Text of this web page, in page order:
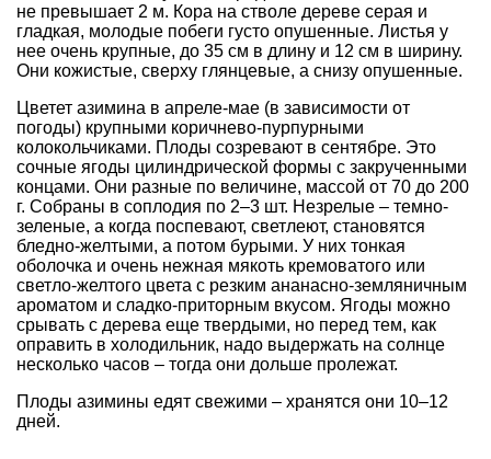
не превышает 2 м. Кора на стволе дереве серая и
гладкая, молодые побеги густо опушенные. Листья у
нее очень крупные, до 35 см в длину и 12 см в ширину.
Они кожистые, сверху глянцевые, а снизу опушенные.
Цветет азимина в апреле-мае (в зависимости от
погоды) крупными коричнево-пурпурными
колокольчиками. Плоды созревают в сентябре. Это
сочные ягоды цилиндрической формы с закрученными
концами. Они разные по величине, массой от 70 до 200
г. Собраны в соплодия по 2–3 шт. Незрелые – темно-
зеленые, а когда поспевают, светлеют, становятся
бледно-желтыми, а потом бурыми. У них тонкая
оболочка и очень нежная мякоть кремоватого или
светло-желтого цвета с резким ананасно-земляничным
ароматом и сладко-приторным вкусом. Ягоды можно
срывать с дерева еще твердыми, но перед тем, как
оправить в холодильник, надо выдержать на солнце
несколько часов – тогда они дольше пролежат.
Плоды азимины едят свежими – хранятся они 10–12
дней.